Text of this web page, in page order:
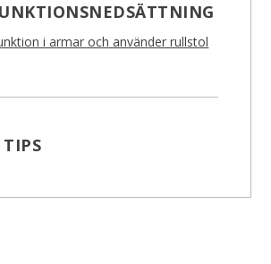
i armar och använder rullstol
TIPS